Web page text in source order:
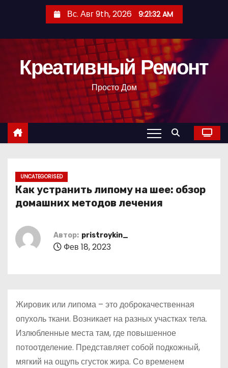
с
Вс. Авг 9th, 2026 9:21:33 AM
Креативный Ремонт
Просто Дом
UNCATEGORISED
Как устранить липому на шее: обзор
домашних методов лечения
Автор: pristroykin_
Фев 18, 2023
Жировик или липома – это доброкачественная
опухоль ткани. Возникает на разных участках тела.
Излюбленные места там, где повышенное
потоотделение. Представляет собой подкожный,
мягкий на ощупь сгусток жира. Со временем